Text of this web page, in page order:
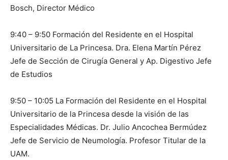
Bosch, Director Médico
9:40 – 9:50 Formación del Residente en el Hospital
Universitario de La Princesa. Dra. Elena Martín Pérez
Jefe de Sección de Cirugía General y Ap. Digestivo Jefe
de Estudios
9:50 – 10:05 La Formación del Residente en el Hospital
Universitario de la Princesa desde la visión de las
Especialidades Médicas. Dr. Julio Ancochea Bermúdez
Jefe de Servicio de Neumología. Profesor Titular de la
UAM.